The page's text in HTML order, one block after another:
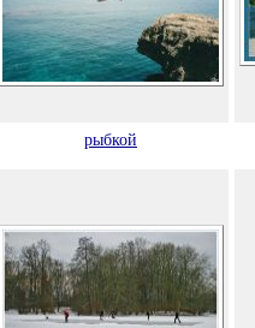
рыбкой